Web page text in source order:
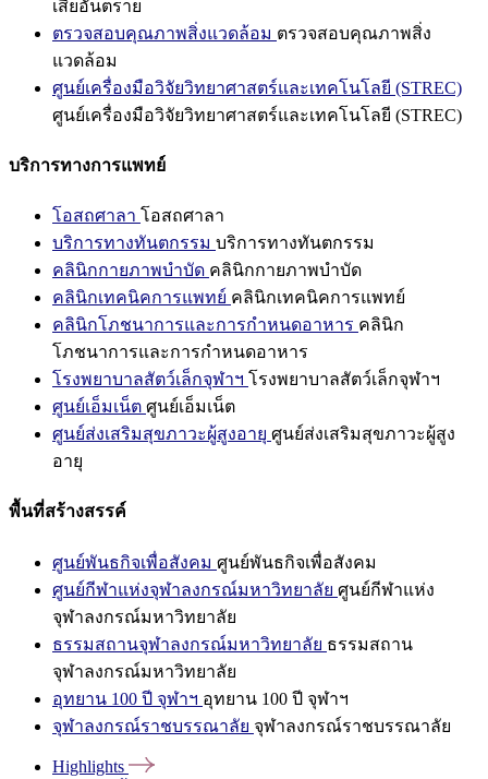
เสียอันตราย
ตรวจสอบคุณภาพสิ่งแวดล้อม ตรวจสอบคุณภาพสิ่ง
แวดล้อม
ศูนย์เครื่องมือวิจัยวิทยาศาสตร์และเทคโนโลยี (STREC)
ศูนย์เครื่องมือวิจัยวิทยาศาสตร์และเทคโนโลยี (STREC)
บริการทางการแพทย์
โอสถศาลา โอสถศาลา
บริการทางทันตกรรม บริการทางทันตกรรม
คลินิกกายภาพบำบัด คลินิกกายภาพบำบัด
คลินิกเทคนิคการแพทย์ คลินิกเทคนิคการแพทย์
คลินิกโภชนาการและการกำหนดอาหาร คลินิก
โภชนาการและการกำหนดอาหาร
โรงพยาบาลสัตว์เล็กจุฬาฯ โรงพยาบาลสัตว์เล็กจุฬาฯ
ศูนย์เอ็มเน็ต ศูนย์เอ็มเน็ต
ศูนย์ส่งเสริมสุขภาวะผู้สูงอายุ ศูนย์ส่งเสริมสุขภาวะผู้สูง
อายุ
พื้นที่สร้างสรรค์
ศูนย์พันธกิจเพื่อสังคม ศูนย์พันธกิจเพื่อสังคม
ศูนย์กีฬาแห่งจุฬาลงกรณ์มหาวิทยาลัย ศูนย์กีฬาแห่ง
จุฬาลงกรณ์มหาวิทยาลัย
ธรรมสถานจุฬาลงกรณ์มหาวิทยาลัย ธรรมสถาน
จุฬาลงกรณ์มหาวิทยาลัย
อุทยาน 100 ปี จุฬาฯ อุทยาน 100 ปี จุฬาฯ
จุฬาลงกรณ์ราชบรรณาลัย จุฬาลงกรณ์ราชบรรณาลัย
Highlights